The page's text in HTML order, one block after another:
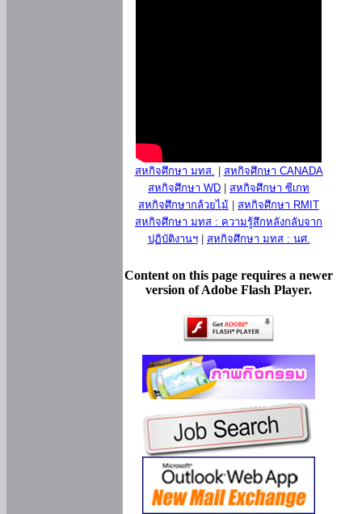
สหกิจศึกษา มทส.
สหกิจศึกษา CANADA
สหกิจศึกษา WD
สหกิจศึกษา ซีเกท
สหกิจศึกษากล้วยไม้
สหกิจศึกษา RMIT
สหกิจศึกษา มทส : ความรู้สึกหลังกลับจาก
ปฏิบัติงานฯ| สหกิจศึกษา มทส : นศ.
Content on this page requires a newer
version of Adobe Flash Player.